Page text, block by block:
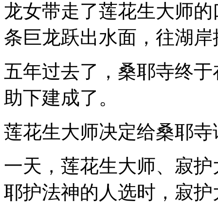
龙女带走了莲花生大师
条巨龙跃出水面，往湖
五年过去了，桑耶寺终
助下建成了。
莲花生大师决定给桑耶
一天，莲花生大师、寂
耶护法神的人选时，寂